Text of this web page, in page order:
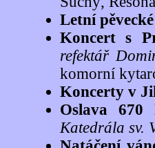
Letní
Koncert s
refektář
komorní
Koncerty v
Oslava 670
Katedrála sv.